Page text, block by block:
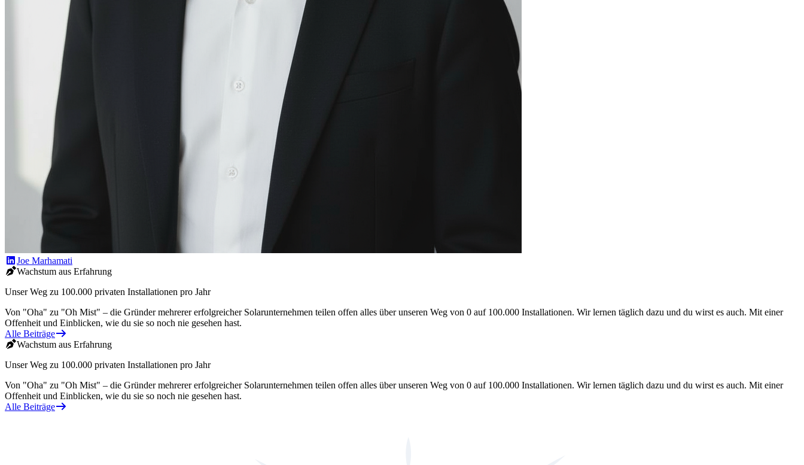
Joe Marhamati
Wachstum aus Erfahrung
Unser Weg zu 100.000 privaten Installationen pro Jahr
Von "Oha" zu "Oh Mist" – die Gründer mehrerer erfolgreicher Solarunternehmen teilen offen alles über unseren Weg von 0 auf 100.000 Installationen. Wir lernen täglich dazu und du wirst es auch. Mit einer
Offenheit und Einblicken, wie du sie so noch nie gesehen hast.
Alle Beiträge
Wachstum aus Erfahrung
Unser Weg zu 100.000 privaten Installationen pro Jahr
Von "Oha" zu "Oh Mist" – die Gründer mehrerer erfolgreicher Solarunternehmen teilen offen alles über unseren Weg von 0 auf 100.000 Installationen. Wir lernen täglich dazu und du wirst es auch. Mit einer
Offenheit und Einblicken, wie du sie so noch nie gesehen hast.
Alle Beiträge